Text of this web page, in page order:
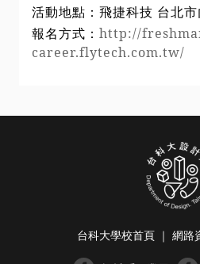
活動地點：飛捷科技 台北
報名方式： http://
career.flytech.com.tw/
台科大學校首頁 ｜ 網路